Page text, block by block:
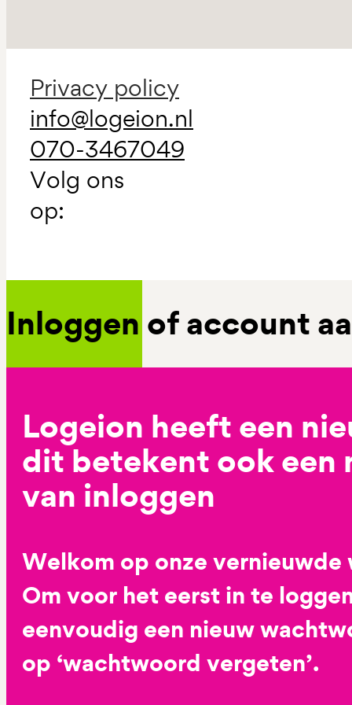
Privacy policy
info@logeion.nl
070-3467049
Volg ons
op:
Inloggen of account
Logeion heeft een
dit betekent ook een
van inloggen
Welkom op onze vernieuwde
Om voor het eerst in te
eenvoudig een nieuw
op ‘wachtwoord vergeten’.